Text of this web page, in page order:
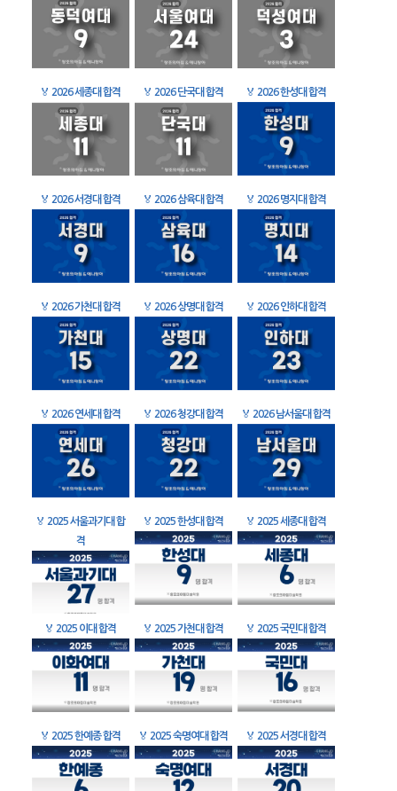
🏅 2026 세종대 합격 🏅 2026 단국대 합격 🏅 2026 한성대 합격
🏅 2026 서경대 합격 🏅 2026 삼육대 합격 🏅 2026 명지대 합격
🏅 2026 가천대 합격 🏅 2026 상명대 합격 🏅 2026 인하대 합격
🏅 2026 연세대 합격 🏅 2026 청강대 합격 🏅 2026 남서울대 합격
🏅 2025 서울과기대 합
격
🏅 2025 한성대 합격 🏅 2025 세종대 합격
🏅 2025 이대 합격 🏅 2025 가천대 합격 🏅 2025 국민대 합격
🏅 2025 한예종 합격 🏅 2025 숙명여대 합격 🏅 2025 서경대 합격